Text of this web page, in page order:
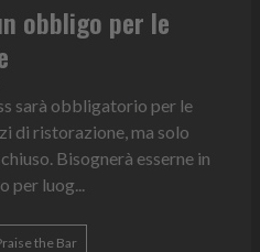
obbligo per le
sarà obbligatorio per le
di ristorazione, ma solo
Bisognerà esserne in
per luog...
the Bar